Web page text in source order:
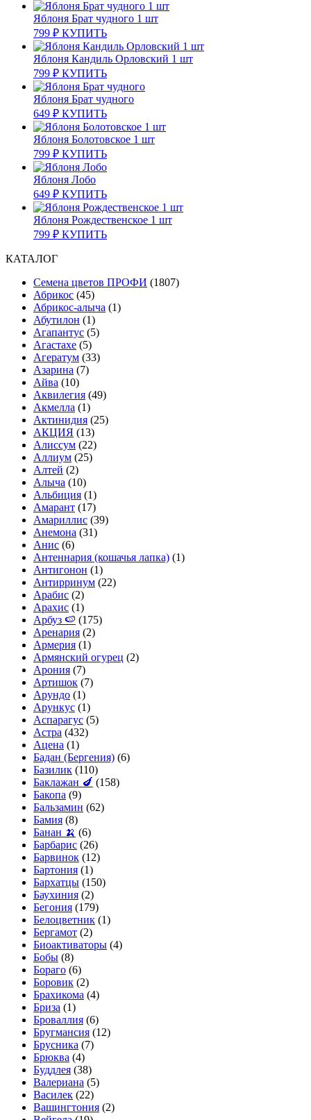
Яблоня Брат чудного 1 шт
799 ₽ КУПИТЬ
Яблоня Кандиль Орловский 1 шт
799 ₽ КУПИТЬ
Яблоня Брат чудного
649 ₽ КУПИТЬ
Яблоня Болотовское 1 шт
799 ₽ КУПИТЬ
Яблоня Лобо
649 ₽ КУПИТЬ
Яблоня Рождественское 1 шт
799 ₽ КУПИТЬ
КАТАЛОГ
Cемена цветов ПРОФИ (1807)
Абрикос (45)
Абрикос-алыча (1)
Абутилон (1)
Агапантус (5)
Агастахе (5)
Агератум (33)
Азарина (7)
Айва (10)
Аквилегия (49)
Акмелла (1)
Актинидия (25)
АКЦИЯ (13)
Алиссум (22)
Аллиум (25)
Алтей (2)
Алыча (10)
Альбиция (1)
Амарант (17)
Амариллис (39)
Анемона (31)
Анис (6)
Антеннария (кошачья лапка) (1)
Антигонон (1)
Антирринум (22)
Арабис (2)
Арахис (1)
Арбуз 🍉 (175)
Аренария (2)
Армерия (1)
Армянский огурец (2)
Арония (7)
Артишок (7)
Арундо (1)
Арункус (1)
Аспарагус (5)
Астра (432)
Ацена (1)
Бадан (Бергения) (6)
Базилик (110)
Баклажан 🍆 (158)
Бакопа (9)
Бальзамин (62)
Бамия (8)
Банан 🍌 (6)
Барбарис (26)
Барвинок (12)
Бартония (1)
Бархатцы (150)
Баухиния (2)
Бегония (179)
Белоцветник (1)
Бергамот (2)
Биоактиваторы (4)
Бобы (8)
Бораго (6)
Боровик (2)
Брахикома (4)
Бриза (1)
Броваллия (6)
Бругмансия (12)
Брусника (7)
Брюква (4)
Буддлея (38)
Валериана (5)
Василек (22)
Вашингтония (2)